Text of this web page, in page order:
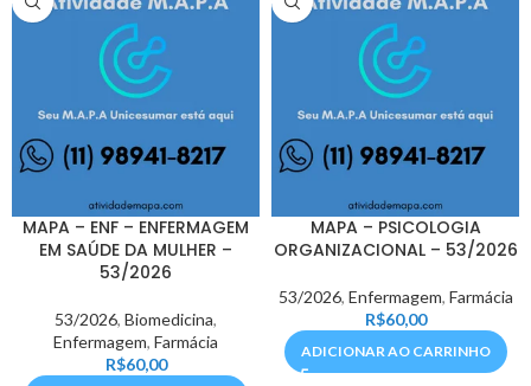
MAPA – ENF – ENFERMAGEM
EM SAÚDE DA MULHER –
53/2026
53/2026, Biomedicina,
Enfermagem, Farmácia
R$60,00
MAPA – PSICOLOGIA
ORGANIZACIONAL – 53/2026
53/2026, Enfermagem, Farmácia
R$60,00
ADICIONAR AO CARRINHO